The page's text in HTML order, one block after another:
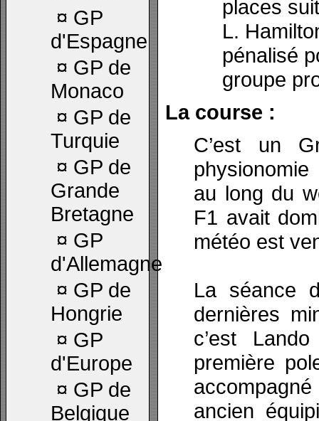
¤ GP
d'Espagne
¤ GP de
Monaco
¤ GP de
Turquie
¤ GP de
Grande
Bretagne
¤ GP
d'Allemagne
¤ GP de
Hongrie
¤ GP
d'Europe
¤ GP de
Belgique
places
L.
pénalisé
groupe
La course :
C’est un
au long du
F1 avait
météo est
La séance
dernières
c’est
première
ancien